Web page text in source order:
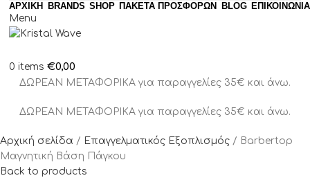
ΑΡΧΙΚΗ
BRANDS SHOP ΠΑΚΈΤΑ ΠΡΟΣΦΟΡΏΝ BLOG ΕΠΙΚΟΙΝΩΝΙΑ
Menu
0 items €0,00
ΔΩΡΕΑΝ ΜΕΤΑΦΟΡΙΚΑ για παραγγελίες 35€ και άνω.
ΔΩΡΕΑΝ ΜΕΤΑΦΟΡΙΚΑ για παραγγελίες 35€ και άνω.
Αρχική σελίδα Επαγγελματικός Εξοπλισμός
Barbertop
Μαγνητική Βάση Πάγκου
Back to products